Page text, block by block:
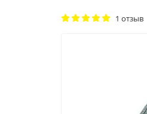
1 отзыв